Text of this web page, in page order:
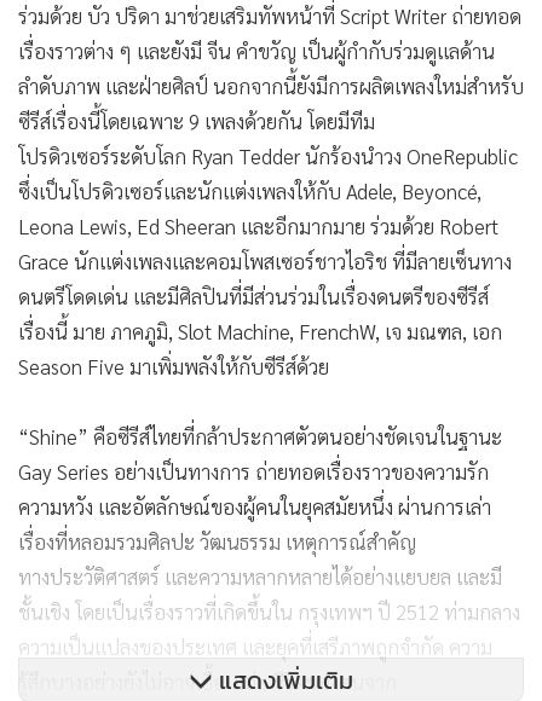
ร่วมด้วย บัว ปริดา มาช่วยเสริมทัพหน้าที่ Script Writer ถ่ายทอด
เรื่องราวต่าง ๆ และยังมี จีน คำขวัญ เป็นผู้กำกับร่วมดูแลด้าน
ลำดับภาพ และฝ่ายศิลป์ นอกจากนี้ยังมีการผลิตเพลงใหม่สำหรับ
ซีรีส์เรื่องนี้โดยเฉพาะ 9 เพลงด้วยกัน โดยมีทีม
โปรดิวเซอร์ระดับโลก Ryan Tedder นักร้องนำวง OneRepublic
ซึ่งเป็นโปรดิวเซอร์และนักแต่งเพลงให้กับ Adele, Beyoncé,
Leona Lewis, Ed Sheeran และอีกมากมาย ร่วมด้วย Robert
Grace นักแต่งเพลงและคอมโพสเซอร์ชาวไอริช ที่มีลายเซ็นทาง
ดนตรีโดดเด่น และมีศิลปินที่มีส่วนร่วมในเรื่องดนตรีของซีรีส์
เรื่องนี้ มาย ภาคภูมิ, Slot Machine, FrenchW, เจ มณฑล, เอก
Season Five มาเพิ่มพลังให้กับซีรีส์ด้วย
“Shine” คือซีรีส์ไทยที่กล้าประกาศตัวตนอย่างชัดเจนในฐานะ
Gay Series อย่างเป็นทางการ ถ่ายทอดเรื่องราวของความรัก
ความหวัง และอัตลักษณ์ของผู้คนในยุคสมัยหนึ่ง ผ่านการเล่า
เรื่องที่หลอมรวมศิลปะ วัฒนธรรม เหตุการณ์สำคัญ
ทางประวัติศาสตร์ และความหลากหลายได้อย่างแยบยล และมี
ชั้นเชิง โดยเป็นเรื่องราวที่เกิดขึ้นใน กรุงเทพฯ ปี 2512 ท่ามกลาง
ความเป็นแปลงของประเทศ และยุคที่เสรีภาพถูกจำกัด ความ
รู้สึกบางอย่างยังไม่อาจเอื้อนเอ่ย ชีวิตของคนจาก
แสดงเพิ่มเติม